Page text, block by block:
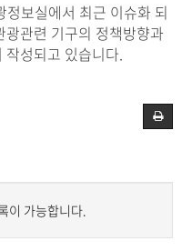
보실에서 최근 이슈화 되
관련 기구의 정책방향과
성되고 있습니다.
이 가능합니다.